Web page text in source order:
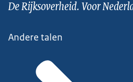
De Rijksoverheid. Voor
Andere talen